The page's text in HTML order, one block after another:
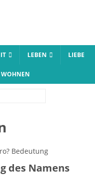
LEBEN LIEBE
WOHNEN
des Namens